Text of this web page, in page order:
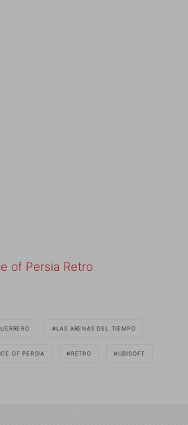
of Persia Retro
LAS ARENAS DEL TIEMPO
OF PERSIA RETRO UBISOFT